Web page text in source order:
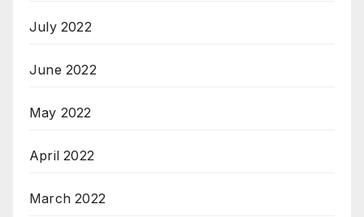
July 2022
June 2022
May 2022
April 2022
March 2022